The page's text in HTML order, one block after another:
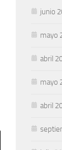
junio
mayo
abril
mayo
abril